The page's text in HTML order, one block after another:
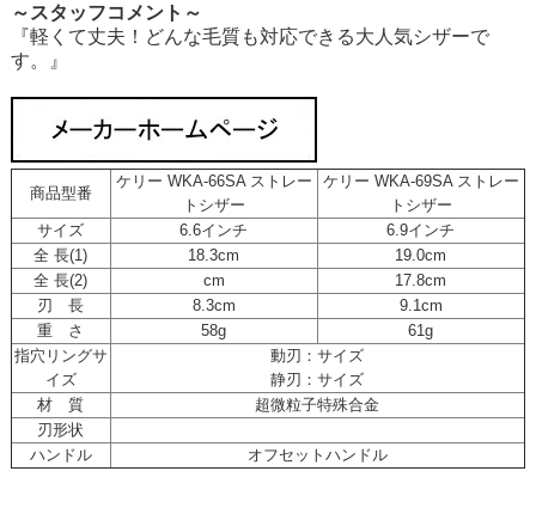
～スタッフコメント～
『軽くて丈夫！どんな毛質も対応できる大人気シザーで
す。』
商品型番
ケリー WKA-66SA ストレー
トシザー
ケリー WKA-69SA ストレー
トシザー
サイズ
6.6インチ
6.9インチ
全 長(1)
18.3cm
19.0cm
全 長(2)
cm
17.8cm
刃 長
8.3cm
9.1cm
重 さ
58g
61g
指穴リングサ
イズ
動刃：サイズ
静刃：サイズ
材 質
超微粒子特殊合金
刃形状
ハンドル
オフセットハンドル